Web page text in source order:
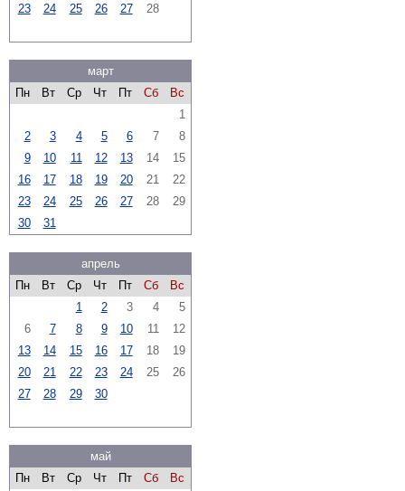
23
24 25 26 27 28
март
Пн
Вт Ср Чт Пт Сб
Вс
1
2
3 4 5 6 7
8
9
10 11 12 13 14
15
16
17 18 19 20 21
22
23
24 25 26 27 28
29
30
31
апрель
Пн
Вт Ср Чт Пт Сб
Вс
1
2 3 4
5
6
7 8 9 10 11
12
13
14 15 16 17 18
19
20
21 22 23 24 25
26
27
28 29 30
май
Пн
Вт Ср Чт Пт Сб
Вс